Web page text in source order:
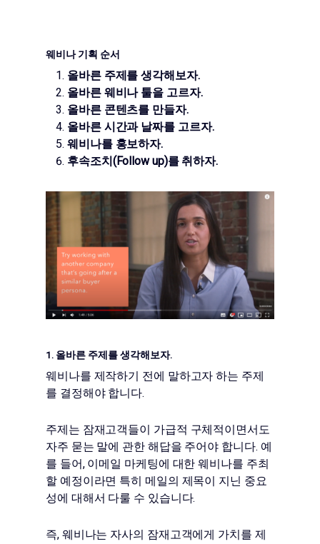
웨비나 기획 순서
올바른 주제를 생각해보자.
올바른 웨비나 툴을 고르자.
올바른 콘텐츠를 만들자.
올바른 시간과 날짜를 고르자.
웨비나를 홍보하자.
후속조치(Follow up)를 취하자.
1. 올바른 주제를 생각해보자.
웨비나를 제작하기 전에 말하고자 하는 주제
를 결정해야 합니다.
주제는 잠재고객들이 가급적 구체적이면서도
자주 묻는 말에 관한 해답을 주어야 합니다. 예
를 들어, 이메일 마케팅에 대한 웨비나를 주최
할 예정이라면 특히 메일의 제목이 지닌 중요
성에 대해서 다룰 수 있습니다.
즉, 웨비나는 자사의 잠재고객에게 가치를 제